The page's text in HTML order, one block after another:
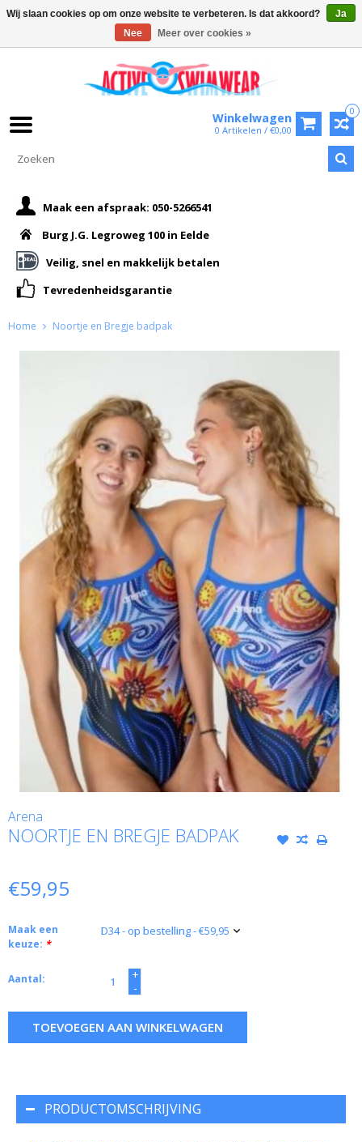
0
Winkelwagen
0 Artikelen / €0,00
Maak een afspraak: 050-5266541
Burg J.G. Legroweg 100 in Eelde
Veilig, snel en makkelijk betalen
Tevredenheidsgarantie
Home Noortje en Bregje badpak
Arena
NOORTJE EN BREGJE BADPAK
€59,95
Maak een
keuze: *
Aantal:
+
-
TOEVOEGEN AAN WINKELWAGEN
PRODUCTOMSCHRIJVING
Wij slaan cookies op om onze website te verbeteren. Is dat akkoord?
Ja
Nee
Meer over cookies »